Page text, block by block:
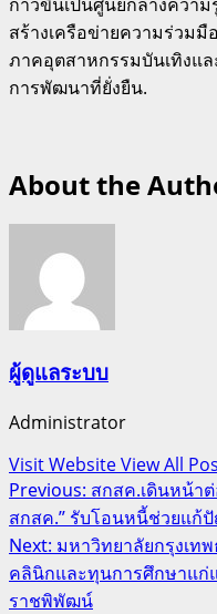
สร้างเครือข่ายความร่วม
ภาคอุตสาหกรรมบันเทิงแล
การพัฒนาที่ยั่งยืน.
About the
ผู้ดูแลระบบ
Administrator
Visit WebsiteView All
Post
navigation
Previous: สกสค.เดินหน้า
สกสค.” รับโอนหนี้ช่วยแก้
Next: มหาวิทยาลัยกรุงเท
คลินิกและทุนการศึกษาแก่
ราชพิพัฒน์